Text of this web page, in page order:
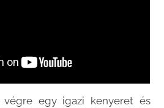
végre egy igazi kenyeret és